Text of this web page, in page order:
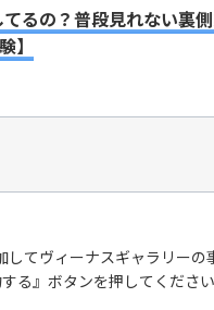
るの？普段見れない裏
】
してヴィーナスギャラリーの
る』ボタンを押してください